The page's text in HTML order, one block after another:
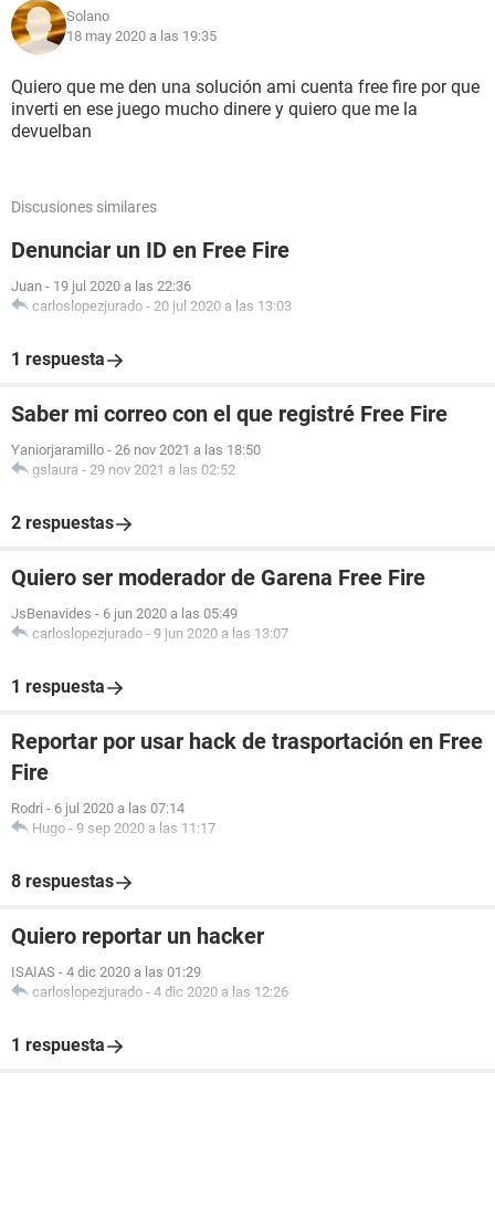
Solano
18 may 2020 a las 19:35
Quiero que me den una solución ami cuenta free fire por que
inverti en ese juego mucho dinere y quiero que me la
devuelban
Discusiones similares
Denunciar un ID en Free Fire
Juan - 19 jul 2020 a las 22:36
carloslopezjurado - 20 jul 2020 a las 13:03
1 respuesta
Saber mi correo con el que registré Free Fire
Yaniorjaramillo - 26 nov 2021 a las 18:50
gslaura - 29 nov 2021 a las 02:52
2 respuestas
Quiero ser moderador de Garena Free Fire
JsBenavides - 6 jun 2020 a las 05:49
carloslopezjurado - 9 jun 2020 a las 13:07
1 respuesta
Reportar por usar hack de trasportación en Free
Fire
Rodri - 6 jul 2020 a las 07:14
Hugo - 9 sep 2020 a las 11:17
8 respuestas
Quiero reportar un hacker
ISAIAS - 4 dic 2020 a las 01:29
carloslopezjurado - 4 dic 2020 a las 12:26
1 respuesta